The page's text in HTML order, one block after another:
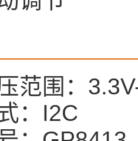
范围：
：I2C